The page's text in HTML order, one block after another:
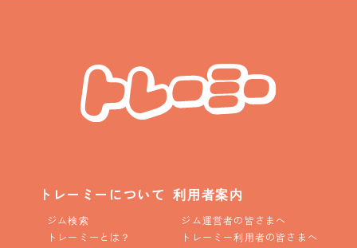
トレーミーについて
ジム検索
トレーミーとは？
利用者案内
ジム運営者の皆さまへ
トレーミー利用者の皆さまへ